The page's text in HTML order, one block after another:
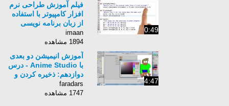
0:49
فیلم آموزش طراحی نرم
افزار کامپیوتر با استفاده
از زبان برنامه نویسی
زبان انگلیسی - بخش 30
imaan
1894 مشاهده
4:47
آموزش انیمیشن دو بعدی
با Anime Studio - درس
دوازدهم: ذخیره کردن و
خروجی گرفتن از نرم
افزار
faradars
1747 مشاهده